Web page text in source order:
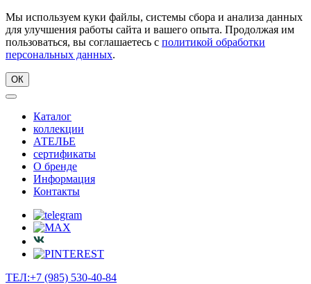
Мы используем куки файлы, системы сбора и анализа данных
для улучшения работы сайта и вашего опыта. Продолжая им
пользоваться, вы соглашаетесь с политикой обработки
персональных данных.
ОК
Каталог
коллекции
АТЕЛЬЕ
сертификаты
О бренде
Информация
Контакты
ТЕЛ:+7 (985) 530-40-84